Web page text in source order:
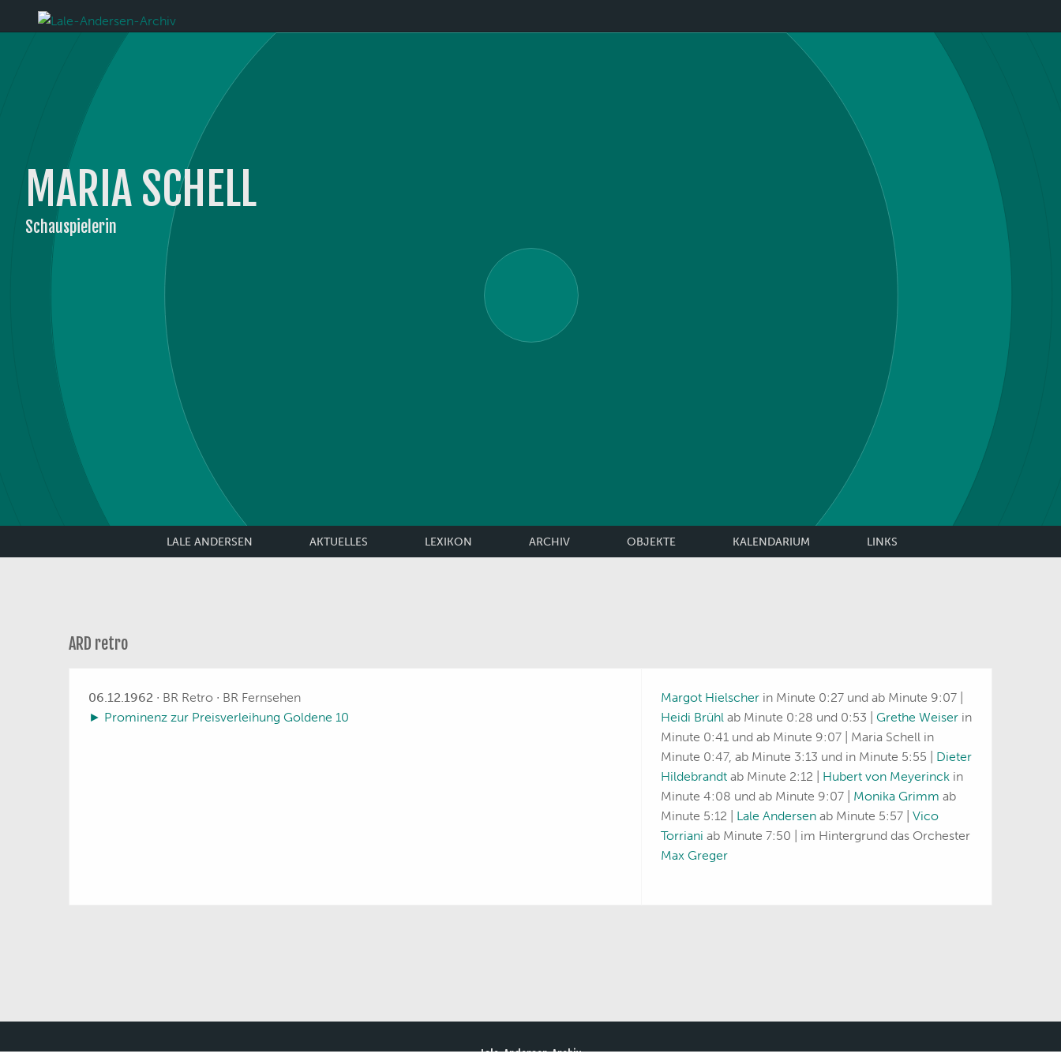
MARIA SCHELL
Schauspielerin
LALE ANDERSEN AKTUELLES LEXIKON ARCHIV OBJEKTE KALENDARIUM LINKS
ARD retro
06.12.1962 ∙ BR Retro ∙ BR Fernsehen
► Prominenz zur Preisverleihung Goldene 10
Margot Hielscher in Minute 0:27 und ab Minute 9:07 |
Heidi Brühl ab Minute 0:28 und 0:53 | Grethe Weiser in
Minute 0:41 und ab Minute 9:07 | Maria Schell in
Minute 0:47, ab Minute 3:13 und in Minute 5:55 | Dieter
Hildebrandt ab Minute 2:12 | Hubert von Meyerinck in
Minute 4:08 und ab Minute 9:07 | Monika Grimm ab
Minute 5:12 | Lale Andersen ab Minute 5:57 | Vico
Torriani ab Minute 7:50 | im Hintergrund das Orchester
Max Greger
Lale-Andersen-Archiv